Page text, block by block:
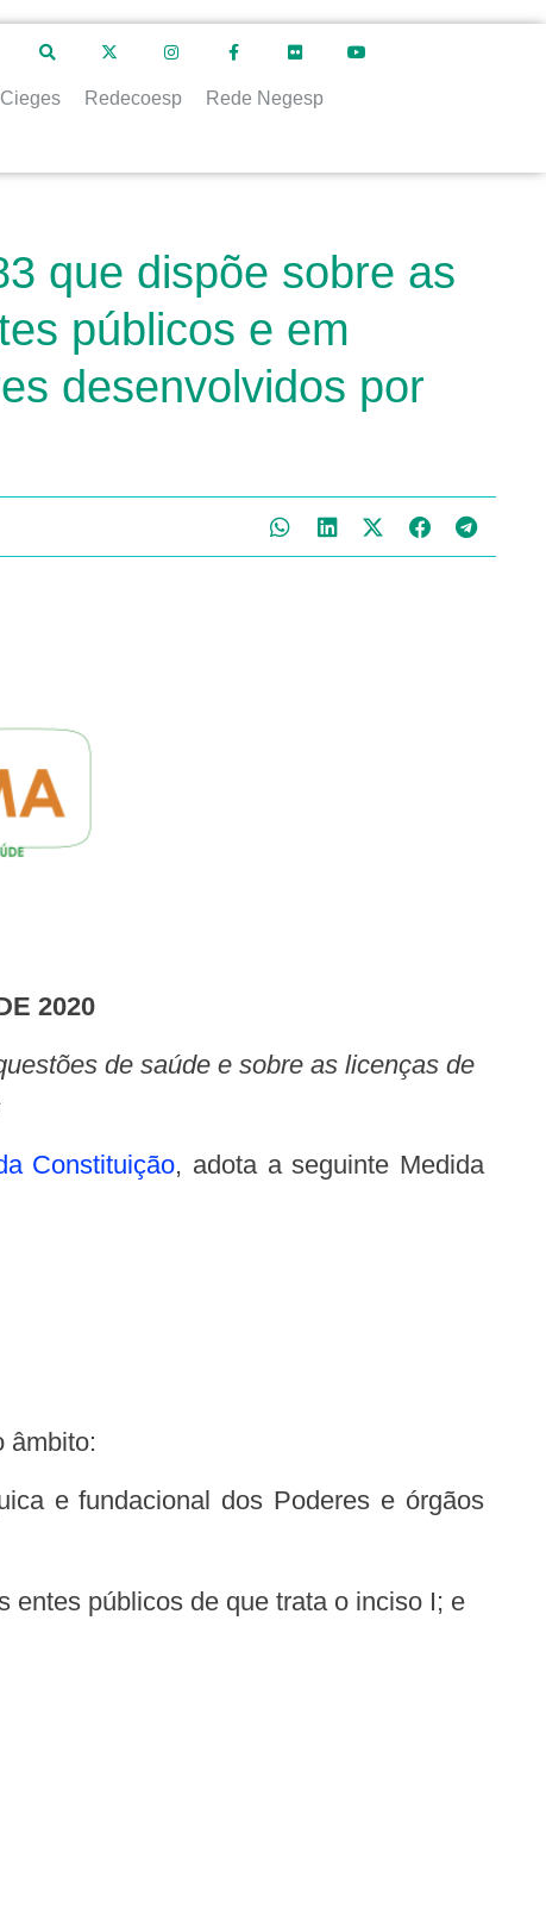
Cieges Redecoesp Rede Negesp
que dispõe sobre as
públicos e em
desenvolvidos por
2020
de saúde e sobre as licenças de
Constituição, adota a seguinte Medida
âmbito:
entes públicos de que trata o inciso I; e